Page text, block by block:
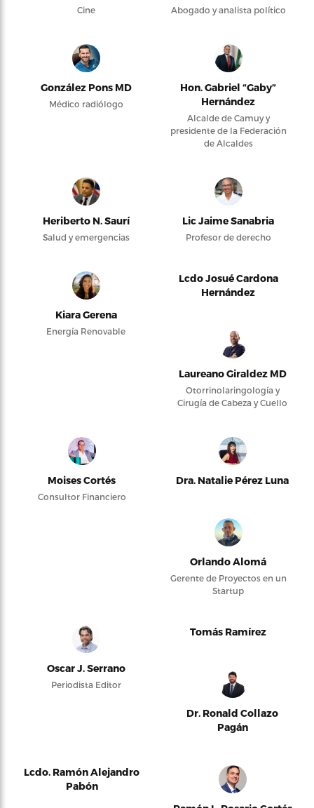
Cine Abogado y analista político
González Pons MD
Médico radiólogo
Hon. Gabriel “Gaby”
Hernández
Alcalde de Camuy y
presidente de la Federación
de Alcaldes
Heriberto N. Saurí
Salud y emergencias
Lic Jaime Sanabria
Profesor de derecho
Kiara Gerena
Energía Renovable
Lcdo Josué Cardona
Hernández
Laureano Giraldez MD
Otorrinolaringología y
Cirugía de Cabeza y Cuello
Moises Cortés
Consultor Financiero
Dra. Natalie Pérez Luna
Orlando Alomá
Gerente de Proyectos en un
Startup
Oscar J. Serrano
Periodista Editor
Tomás Ramírez
Dr. Ronald Collazo
Pagán
Lcdo. Ramón Alejandro
Pabón